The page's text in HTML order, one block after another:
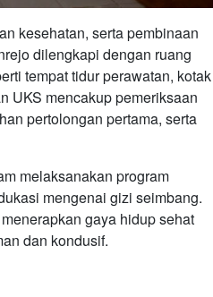
kesehatan, serta pembinaan
dilengkapi dengan ruang
tempat tidur perawatan, kotak
UKS mencakup pemeriksaan
pertolongan pertama, serta
melaksanakan program
mengenai gizi seimbang.
gaya hidup sehat
dan kondusif.